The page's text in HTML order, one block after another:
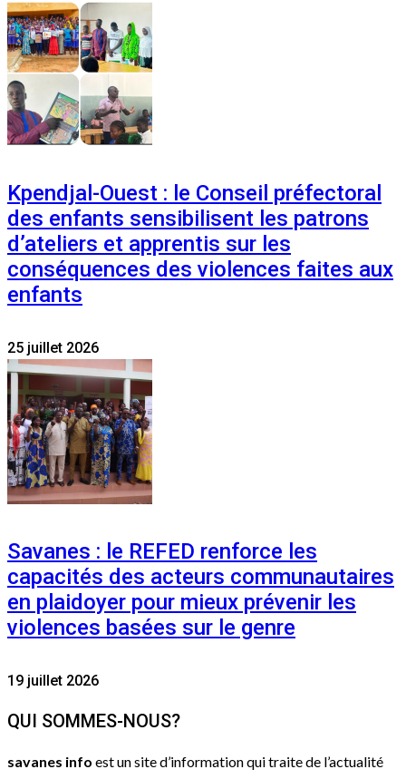
Kpendjal-Ouest : le Conseil préfectoral
des enfants sensibilisent les patrons
d’ateliers et apprentis sur les
conséquences des violences faites aux
enfants
25 juillet 2026
Savanes : le REFED renforce les
capacités des acteurs communautaires
en plaidoyer pour mieux prévenir les
violences basées sur le genre
19 juillet 2026
QUI SOMMES-NOUS?
savanes info est un site d’information qui traite de l’actualité